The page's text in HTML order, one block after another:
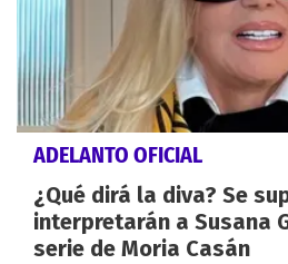
ADELANTO OFICIAL
¿Qué dirá la diva? Se
interpretarán a Susana
serie de Moria Casán